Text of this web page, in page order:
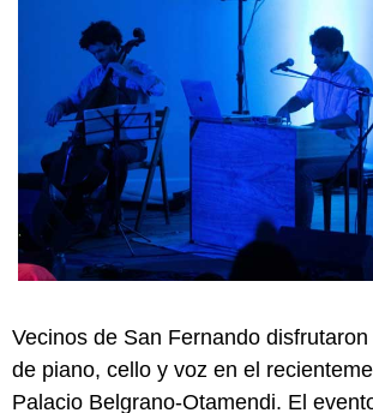
Vecinos de San Fernando
de piano, cello y voz en el
Palacio Belgrano-Otamendi. El